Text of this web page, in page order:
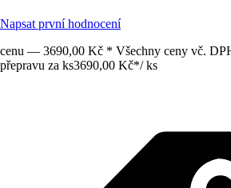
Napsat první hodnocení
cenu — 3690,00 Kč * Všechny ceny vč.
přepravu za ks3690,00 Kč*/ ks